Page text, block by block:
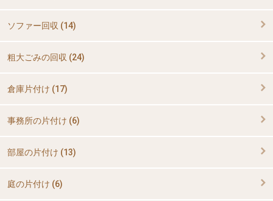
ソファー回収 (14)
粗大ごみの回収 (24)
倉庫片付け (17)
事務所の片付け (6)
部屋の片付け (13)
庭の片付け (6)